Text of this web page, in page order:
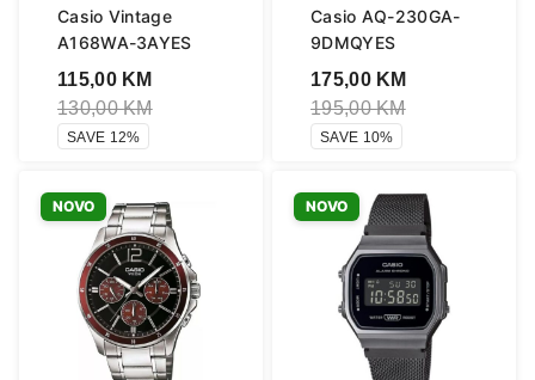
Casio Vintage
A168WA-3AYES
115,00 KM
130,00KM
SAVE 12%
Casio AQ-230GA-
9DMQYES
175,00 KM
195,00KM
SAVE 10%
NOVO NOVO